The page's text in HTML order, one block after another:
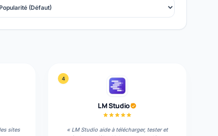
sites
4
LM Studio
« LM Studio aide à télécharger, tester et